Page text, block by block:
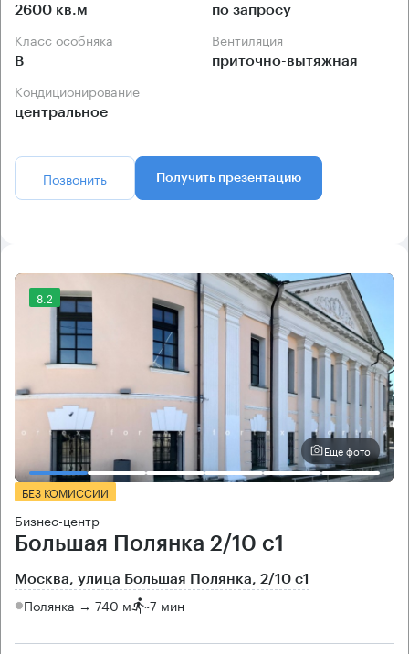
2600 кв.м по запросу
Класс особняка
B
Вентиляция
приточно-вытяжная
Кондиционирование
центральное
Позвонить Получить презентацию
8.2
Еще фото
БЕЗ КОМИССИИ
Бизнес-центр
Большая Полянка 2/10 с1
Москва, улица Большая Полянка, 2/10 с1
Полянка → 740 м ~7 мин